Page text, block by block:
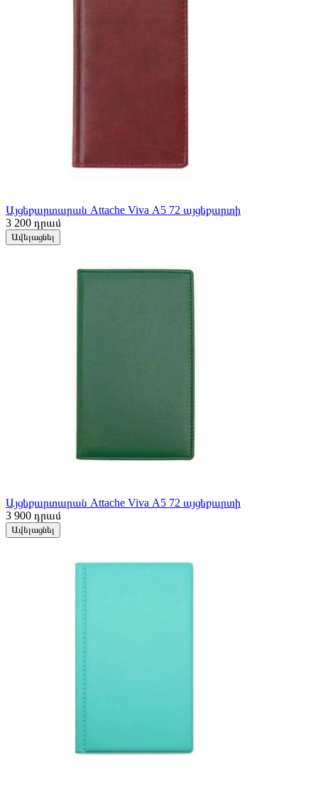
Այցեքարտարան Attache Viva А5 72 այցեքարտի
3 200 դրամ
Ավելացնել
Այցեքարտարան Attache Viva А5 72 այցեքարտի
3 900 դրամ
Ավելացնել